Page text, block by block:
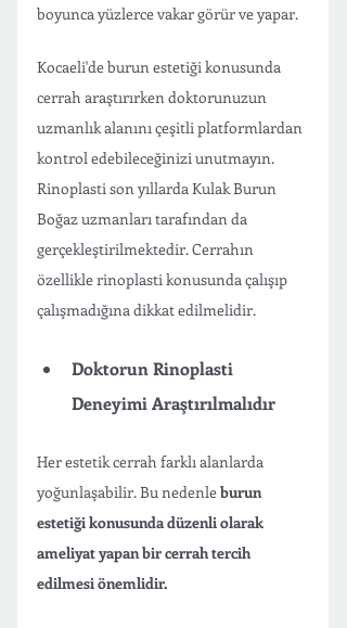
boyunca yüzlerce vakar görür ve yapar.
Kocaeli'de burun estetiği konusunda
cerrah araştırırken doktorunuzun
uzmanlık alanını çeşitli platformlardan
kontrol edebileceğinizi unutmayın.
Rinoplasti son yıllarda Kulak Burun
Boğaz uzmanları tarafından da
gerçekleştirilmektedir. Cerrahın
özellikle rinoplasti konusunda çalışıp
çalışmadığına dikkat edilmelidir.
Doktorun Rinoplasti
Deneyimi Araştırılmalıdır
Her estetik cerrah farklı alanlarda
yoğunlaşabilir. Bu nedenle burun
estetiği konusunda düzenli olarak
ameliyat yapan bir cerrah tercih
edilmesi önemlidir.